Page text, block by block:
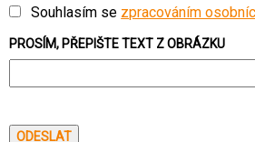
Souhlasím se zpracováním
PROSÍM, PŘEPIŠTE TEXT Z OBRÁZKU